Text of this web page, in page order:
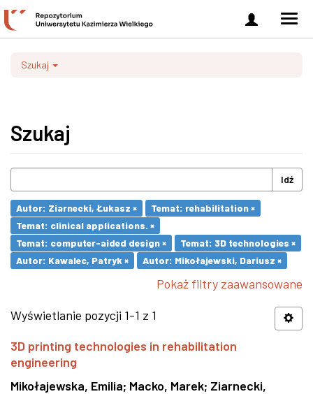
Zaloguj
się
Szukaj
Szukaj
Idź
Autor: Ziarnecki, Łukasz ×
Temat: rehabilitation ×
Temat: clinical applications. ×
Temat: computer-aided design ×
Temat: 3D technologies ×
Autor: Kawalec, Patryk ×
Autor: Mikołajewski, Dariusz ×
Pokaż filtry zaawansowane
Wyświetlanie pozycji 1-1 z 1
3D printing technologies in rehabilitation
engineering
Mikołajewska, Emilia; Macko, Marek; Ziarnecki,